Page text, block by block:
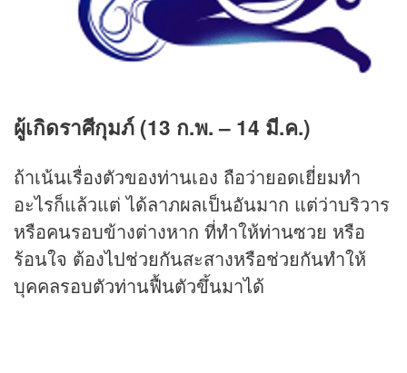
ผู้เกิดราศีกุมภ์ (13 ก.พ. – 14 มี.ค.)
ถ้าเน้นเรื่องตัวของท่านเอง ถือว่ายอดเยี่ยมทำ
อะไรก็แล้วแต่ ได้ลาภผลเป็นอันมาก แต่ว่าบริวาร
หรือคนรอบข้างต่างหาก ที่ทำให้ท่านซวย หรือ
ร้อนใจ ต้องไปช่วยกันสะสางหรือช่วยกันทำให้
บุคคลรอบตัวท่านฟื้นตัวขึ้นมาได้